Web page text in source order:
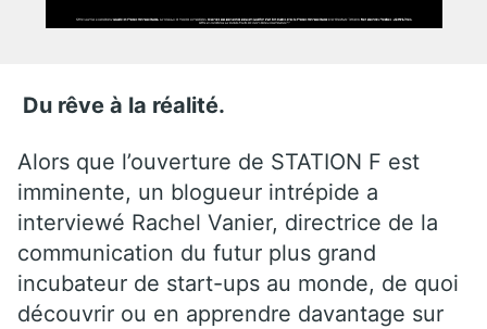
Du rêve à la réalité.
Alors que l’ouverture de STATION F est
imminente, un blogueur intrépide a
interviewé Rachel Vanier, directrice de la
communication du futur plus grand
incubateur de start-ups au monde, de quoi
découvrir ou en apprendre davantage sur